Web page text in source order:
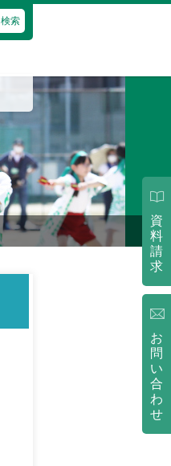
検索
資
料
請
求
お
問
い
合
わ
せ